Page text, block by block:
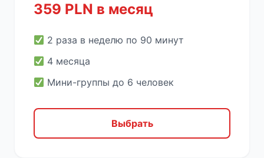
359 PLN в месяц
2 раза в неделю по 90 минут
4 месяца
Мини-группы до 6 человек
Выбрать